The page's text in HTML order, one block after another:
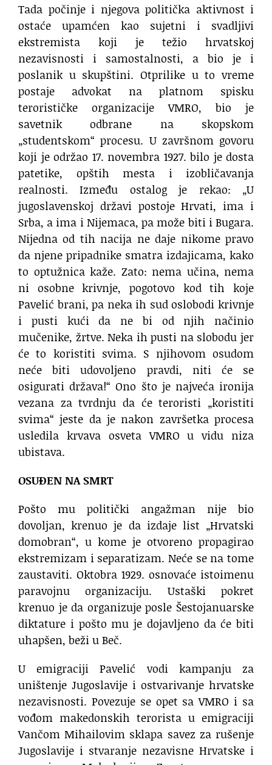
Tada počinje i njegova politička aktivnost i
ostaće upamćen kao sujetni i svadljivi
ekstremista koji je težio hrvatskoj
nezavisnosti i samostalnosti, a bio je i
poslanik u skupštini. ​Otprilike u to vreme
postaje advokat na platnom spisku
terorističke organizacije VMRO, bio je
savetnik odbrane na skopskom
„studentskom“ procesu. U završnom govoru
koji je održao 17. novembra 1927. bilo je dosta
patetike, opštih mesta i izobličavanja
realnosti. Između ostalog je rekao: „U
jugoslavenskoj državi postoje Hrvati, ima i
Srba, a ima i Nijemaca, pa može biti i Bugara.
Nijedna od tih nacija ne daje nikome pravo
da njene pripadnike smatra izdajicama, kako
to optužnica kaže. Zato: nema učina, nema
ni osobne krivnje, pogotovo kod tih koje
Pavelić brani, pa neka ih sud oslobodi krivnje
i pusti kući da ne bi od njih načinio
mučenike, žrtve. Neka ih pusti na slobodu jer
će to koristiti svima. S njihovom osudom
neće biti udovoljeno pravdi, niti će se
osigurati država!“ ​Ono što je najveća ironija
vezana za tvrdnju da će teroristi „koristiti
svima“ jeste da je nakon završetka procesa
usledila krvava osveta VMRO u vidu niza
ubistava.
OSUĐEN NA SMRT
​Pošto mu politički angažman nije bio
dovoljan, krenuo je da izdaje list „Hrvatski
domobran“, u kome je otvoreno propagirao
ekstremizam i separatizam. Neće se na tome
zaustaviti. Oktobra 1929. osnovaće istoimenu
paravojnu organizaciju. Ustaški pokret
krenuo je da organizuje posle Šestojanuarske
diktature i pošto mu je dojavljeno da će biti
uhapšen, beži u Beč.
U emigraciji Pavelić vodi kampanju za
uništenje Jugoslavije i ostvarivanje hrvatske
nezavisnosti. Povezuje se opet sa VMRO i sa
vođom makedonskih terorista u emigraciji
Vančom Mihailovim sklapa savez za rušenje
Jugoslavije i stvaranje nezavisne Hrvatske i